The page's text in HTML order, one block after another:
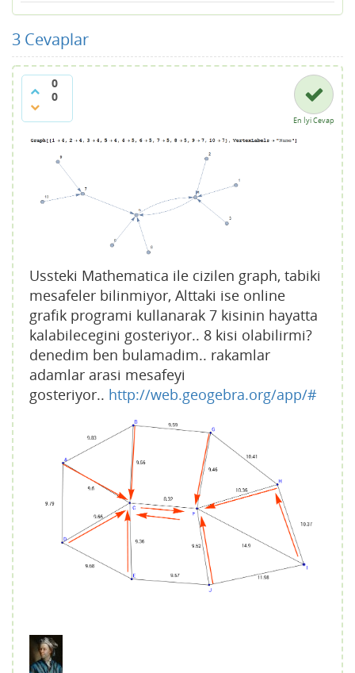
3 Cevaplar
0
0
En İyi Cevap
Ussteki Mathematica ile cizilen graph, tabiki
mesafeler bilinmiyor, Alttaki ise online
grafik programi kullanarak 7 kisinin hayatta
kalabilecegini gosteriyor.. 8 kisi olabilirmi?
denedim ben bulamadim.. rakamlar
adamlar arasi mesafeyi
gosteriyor.. http://web.geogebra.org/app/#